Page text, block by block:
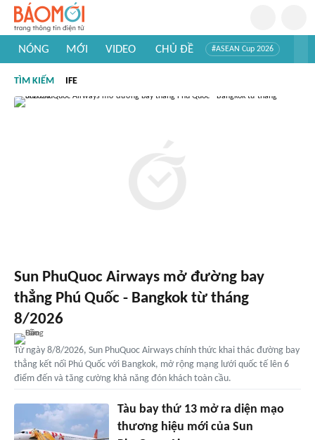
NÓNG MỚI VIDEO CHỦ ĐỀ #ASEAN Cup 2026
#Khám phá thế giới
TÌM KIẾM IFE
Sun PhuQuoc Airways mở đường bay
thẳng Phú Quốc - Bangkok từ tháng
8/2026
Từ ngày 8/8/2026, Sun PhuQuoc Airways chính thức khai thác đường bay
thẳng kết nối Phú Quốc với Bangkok, mở rộng mạng lưới quốc tế lên 6
điểm đến và tăng cường khả năng đón khách toàn cầu.
Tàu bay thứ 13 mở ra diện mạo
thương hiệu mới của Sun